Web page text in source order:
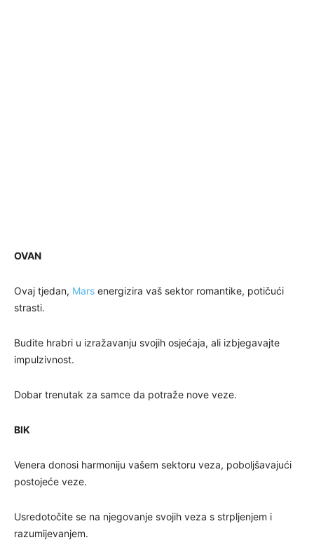
OVAN
Ovaj tjedan, Mars energizira vaš sektor romantike, potičući
strasti.
Budite hrabri u izražavanju svojih osjećaja, ali izbjegavajte
impulzivnost.
Dobar trenutak za samce da potraže nove veze.
BIK
Venera donosi harmoniju vašem sektoru veza, poboljšavajući
postojeće veze.
Usredotočite se na njegovanje svojih veza s strpljenjem i
razumijevanjem.